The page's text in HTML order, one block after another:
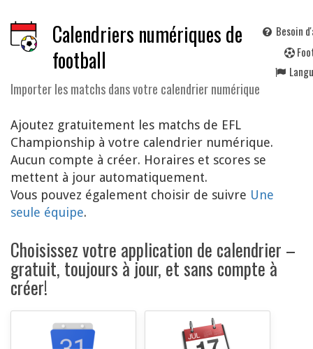
Calendriers numériques de
football
Importer les matchs dans votre calendrier numérique
Besoin
F
Ajoutez gratuitement les matchs de EFL
Championship à votre calendrier numérique.
Aucun compte à créer. Horaires et scores se
mettent à jour automatiquement.
Vous pouvez également choisir de suivre Une
seule équipe.
Choisissez votre application de calendrier –
gratuit, toujours à jour, et sans compte à
créer!